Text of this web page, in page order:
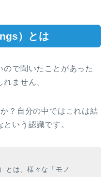
）とは
で聞いたことがあった
ません。
？自分の中ではこれは結
いう認識です。
）とは、様々な「モノ